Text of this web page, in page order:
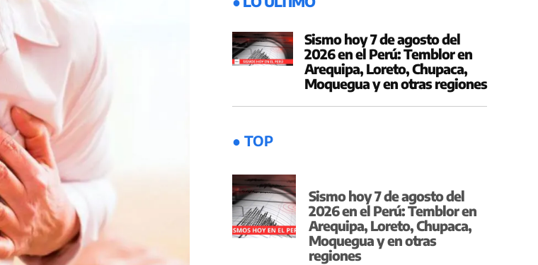
Sismo hoy 7 de agosto del
2026 en el Perú: Temblor en
Arequipa, Loreto, Chupaca,
Moquegua y en otras regiones
● TOP
Sismo hoy 7 de agosto del
2026 en el Perú: Temblor en
Arequipa, Loreto, Chupaca,
Moquegua y en otras
regiones